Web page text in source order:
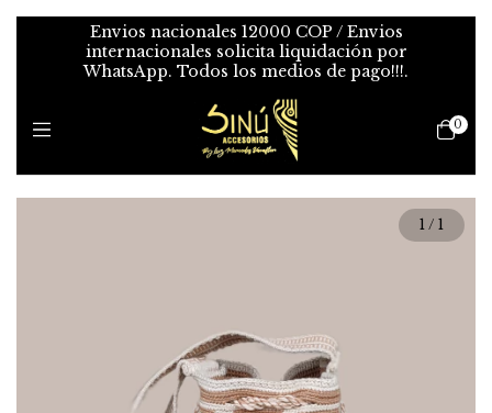
Envios nacionales 12000 COP / Envios
internacionales solicita liquidación por
WhatsApp. Todos los medios de pago!!!.
0
1 / 1